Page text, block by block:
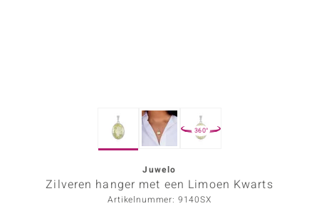
360°
Juwelo
Zilveren hanger met een Limoen Kwarts
Artikelnummer: 9140SX